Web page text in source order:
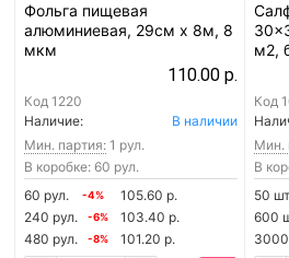
Фольга пищевая
алюминиевая, 29см х 8м, 8
мкм
110.00 р.
Код 1220
Наличие:
В наличии
Мин. партия: 1 рул.
В коробке: 60 рул.
60 рул.
-4%
105.60 р.
240 рул.
-6%
103.40 р.
480 рул.
-8% 101.20 р.
м2,
Код
Мин.
В
50
600